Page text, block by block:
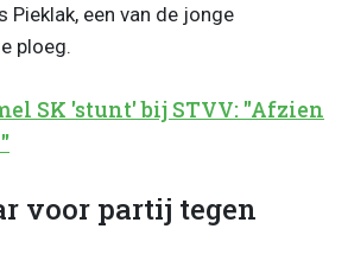
Pieklak, een van de jonge
ploeg.
SK 'stunt' bij STVV: "Afzien
voor partij tegen